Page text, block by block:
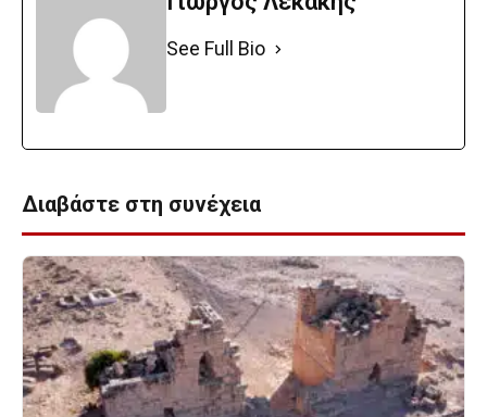
See Full Bio
Διαβάστε στη συνέχεια